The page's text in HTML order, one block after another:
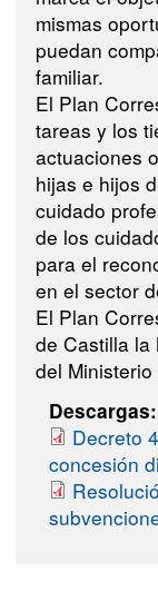
mismas
puedan
familiar.
El Plan
tareas y los
actuaciones
hijas e hijos
cuidado
de los
para el
en el sector
El Plan
de Castilla la
del
Decreto
concesión